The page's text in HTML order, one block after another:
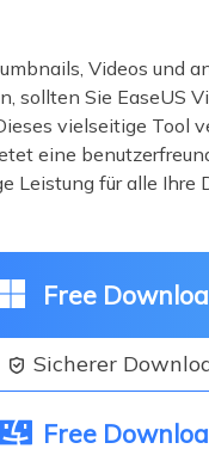
Videos und
sollten Sie EaseUS
vielseitige Tool
eine
Leistung für alle Ihre
Free
 Sicherer
Free